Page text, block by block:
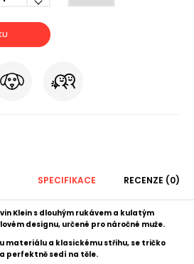
SPECIFIKACE RECENZE (0)
Klein s dlouhým rukávem a kulatým
designu, určené pro náročné muže.
materiálu a klasickému střihu, se tričko
perfektně sedí na těle.